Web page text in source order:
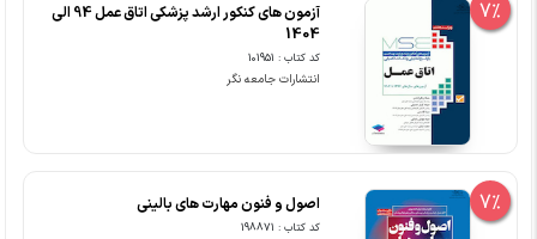
7%
آزمون های کنکور ارشد پزشکی اتاق عمل 94 الی
1404
کد کتاب : 101951
انتشارات جامعه نگر
7% اصول و فنون مهارت های بالینی
کد کتاب : 198871